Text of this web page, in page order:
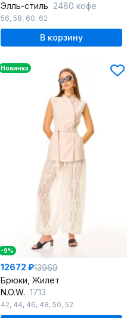
Элль-стиль 2480 кофе
56, 58, 60, 62
В корзину
Новинка
-9%
12672 ₽13969
Брюки, Жилет
N.O.W. 1713
42, 44, 46, 48, 50, 52